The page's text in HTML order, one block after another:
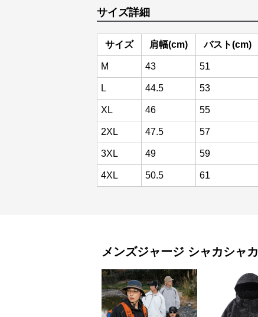
サイズ詳細
サイズ 肩幅(cm) バスト(cm)
M 43 51
L 44.5 53
XL 46 55
2XL 47.5 57
3XL 49 59
4XL 50.5 61
メンズジャージ シャカシャカ